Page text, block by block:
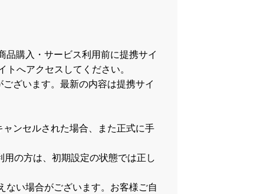
購入・サービス利用前に提携サイ
へアクセスしてください。
ざいます。最新の内容は提携サイ
ンセルされた場合、また正式に手
の方は、初期設定の状態では正し
い場合がございます。お客様ご自